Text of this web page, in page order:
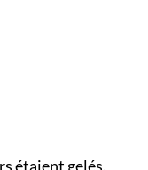
étaient gelés.